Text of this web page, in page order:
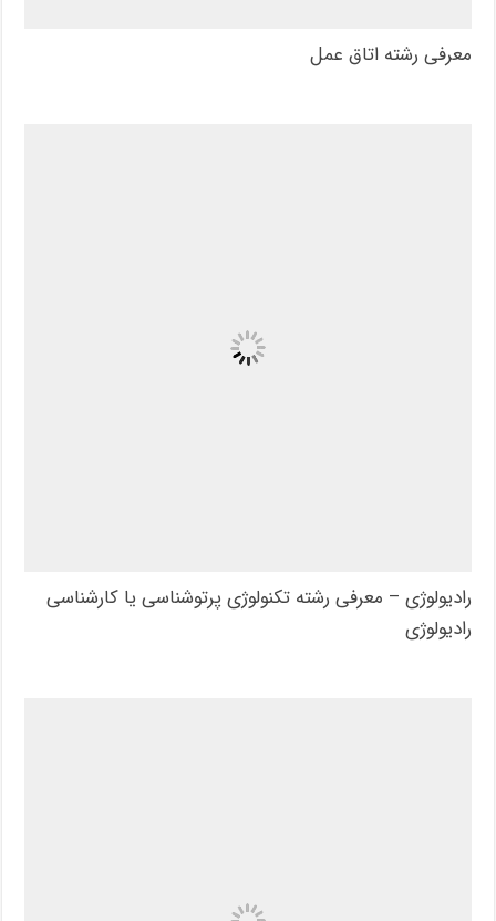
معرفی رشته اتاق عمل
رادیولوژی – معرفی رشته تکنولوژی پرتوشناسی یا کارشناسی
رادیولوژی